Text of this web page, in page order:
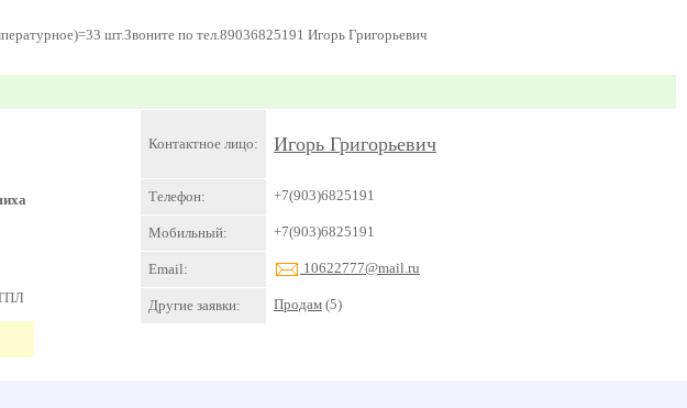
шт.Звоните по тел.89036825191 Игорь Григорьевич
Контактное лицо: Игорь Григорьевич
Телефон: +7(903)6825191
Мобильный: +7(903)6825191
Email: 10622777@mail.ru
Другие заявки: Продам (5)